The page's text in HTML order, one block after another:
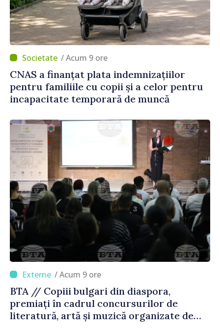
/ Acum 9 ore
CNAS a finanțat plata indemnizațiilor
pentru familiile cu copii și a celor pentru
incapacitate temporară de muncă
/ Acum 9 ore
BTA // Copiii bulgari din diaspora,
premiați în cadrul concursurilor de
literatură, artă și muzică organizate de